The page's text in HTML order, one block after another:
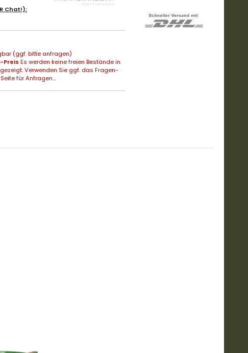
Chat!):
(ggf. bitte anfragen)
Preis Es werden keine freien Bestände in
Verwenden Sie ggf. das Fragen-
für Anfragen...